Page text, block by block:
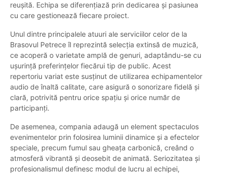
reușită. Echipa se diferențiază prin dedicarea și pasiunea
cu care gestionează fiecare proiect.
Unul dintre principalele atuuri ale serviciilor celor de la
Brasovul Petrece îl reprezintă selecția extinsă de muzică,
ce acoperă o varietate amplă de genuri, adaptându-se cu
ușurință preferințelor fiecărui tip de public. Acest
repertoriu variat este susținut de utilizarea echipamentelor
audio de înaltă calitate, care asigură o sonorizare fidelă și
clară, potrivită pentru orice spațiu și orice număr de
participanți.
De asemenea, compania adaugă un element spectaculos
evenimentelor prin folosirea luminii dinamice și a efectelor
speciale, precum fumul sau gheața carbonică, creând o
atmosferă vibrantă și deosebit de animată. Seriozitatea și
profesionalismul definesc modul de lucru al echipei,